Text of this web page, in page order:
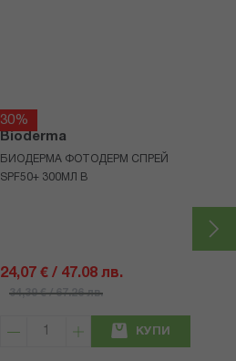
30%
Bioderma
БИОДЕРМА ФОТОДЕРМ СПРЕЙ
SPF50+ 300МЛ В
24,07 € / 47.08 лв.
34,39 € / 67.26 лв.
КУПИ